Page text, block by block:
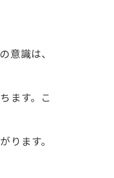
意識は、
ます。こ
ます。